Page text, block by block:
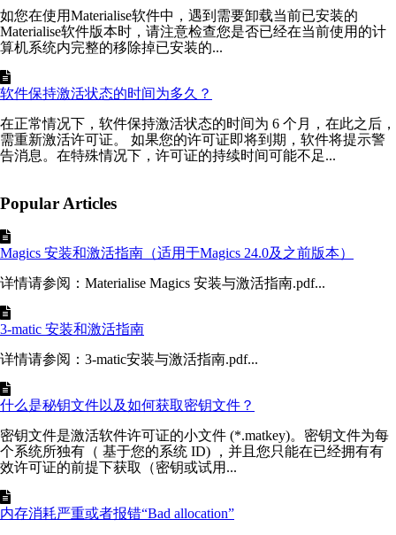
如您在使用Materialise软件中，遇到需要卸载当前已安装的
Materialise软件版本时，请注意检查您是否已经在当前使用的计
算机系统内完整的移除掉已安装的...
软件保持激活状态的时间为多久？
在正常情况下，软件保持激活状态的时间为 6 个月，在此之后，
需重新激活许可证。 如果您的许可证即将到期，软件将提示警
告消息。在特殊情况下，许可证的持续时间可能不足...
Popular Articles
Magics 安装和激活指南（适用于Magics 24.0及之前版本）
详情请参阅：Materialise Magics 安装与激活指南.pdf...
3-matic 安装和激活指南
详情请参阅：3-matic安装与激活指南.pdf...
什么是秘钥文件以及如何获取密钥文件？
密钥文件是激活软件许可证的小文件 (*.matkey)。密钥文件为每
个系统所独有（ 基于您的系统 ID) ，并且您只能在已经拥有有
效许可证的前提下获取（密钥或试用...
内存消耗严重或者报错“Bad allocation”